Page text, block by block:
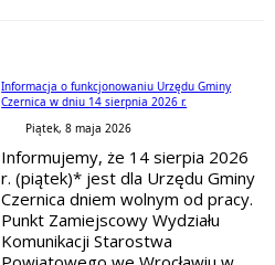
Informacja o funkcjonowaniu Urzędu Gminy
Czernica w dniu 14 sierpnia 2026 r.
Piątek, 8 maja 2026
Informujemy, że 14 sierpia 2026
r. (piątek)* jest dla Urzędu Gminy
Czernica dniem wolnym od pracy.
Punkt Zamiejscowy Wydziału
Komunikacji Starostwa